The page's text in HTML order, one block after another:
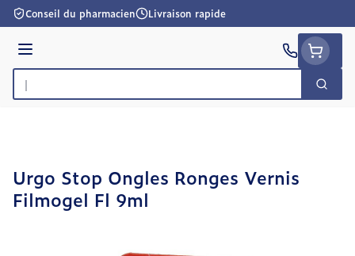
Aller au contenu
Conseil du pharmacien Livraison rapide
Menu
Rechercher
Urgo Stop Ongles Ronges Vernis
Filmogel Fl 9ml